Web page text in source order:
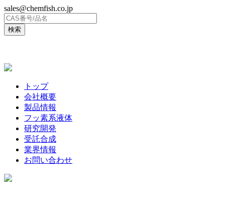
sales@chemfish.co.jp
トップ
会社概要
製品情報
フッ素系液体
研究開発
受託合成
業界情報
お問い合わせ